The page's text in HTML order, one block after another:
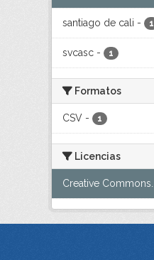
santiago de cali - 1
svcasc - 1
Formatos
CSV - 1
Licencias
Creative Commons...